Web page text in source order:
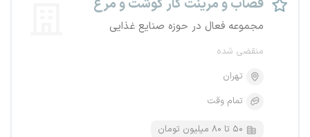
قصاب و مرینت کار گوشت و مرغ
مجموعه فعال در حوزه صنایع غذایی
منقضی شده
تهران
تمام وقت
۵۰ تا ۸۰ میلیون تومان